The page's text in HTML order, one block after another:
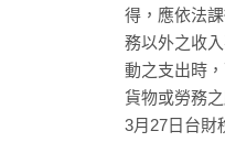
得，應依法
務以外之收
動之支出時
貨物或勞務
3月27日台財